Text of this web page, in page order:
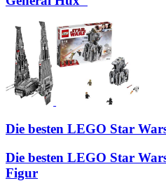
Die besten LEGO Star
Die besten LEGO Star
Figur